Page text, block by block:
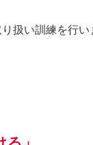
扱い訓練を行